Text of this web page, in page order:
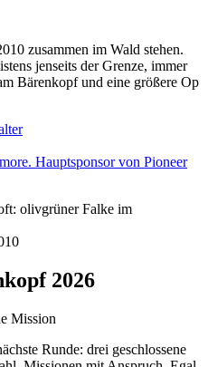
zusammen im Wald stehen.
jenseits der Grenze, immer
Bärenkopf und eine größere Op
2026
Mission
Runde: drei geschlossene